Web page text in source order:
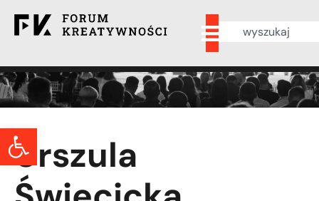
Otwórz pasek narzędzi
Urszula